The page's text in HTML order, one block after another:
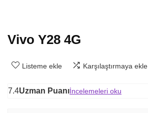
Vivo Y28 4G
Listeme ekle Karşılaştırmaya ekle
7.4Uzman Puanıİncelemeleri oku